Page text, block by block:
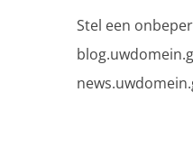
Stel een